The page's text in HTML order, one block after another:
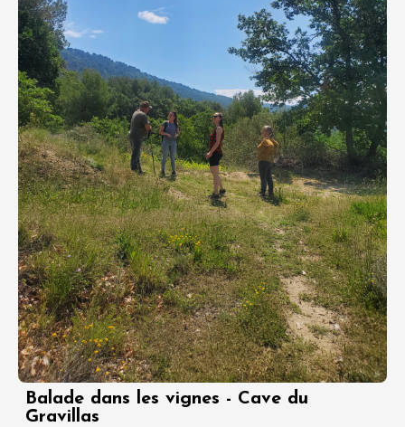
Balade dans les vignes - Cave du
Gravillas